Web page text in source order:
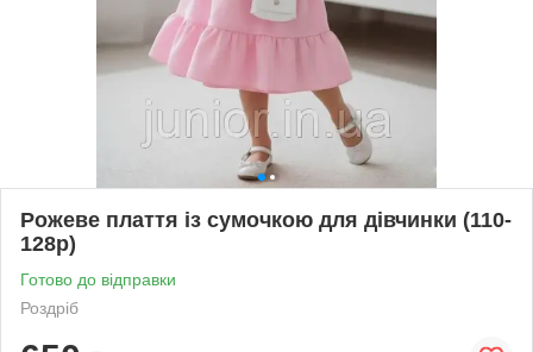
Рожеве плаття із сумочкою для дівчинки (110-
128р)
Готово до відправки
Роздріб